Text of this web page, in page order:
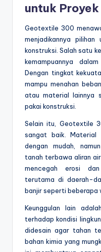
untuk
Geotextile 300
menjadikannya
konstruksi. Salah satu
kemampuannya
Dengan tingkat
mampu menahan
atau material lainnya
pakai konstruksi.
Selain itu, Geotextile
sangat baik. Material
dengan mudah,
tanah terbawa aliran
mencegah erosi
terutama di daerah-
banjir seperti beberapa
Keunggulan lain
terhadap kondisi
didesain agar tahan
bahan kimia yang